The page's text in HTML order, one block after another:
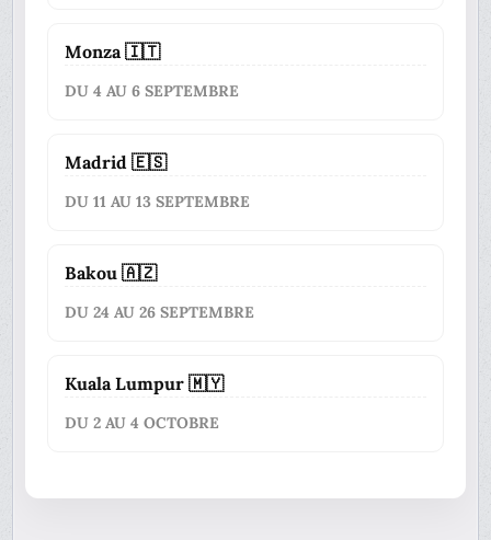
Monza 🇮🇹
DU 4 AU 6 SEPTEMBRE
Madrid 🇪🇸
DU 11 AU 13 SEPTEMBRE
Bakou 🇦🇿
DU 24 AU 26 SEPTEMBRE
Kuala Lumpur 🇲🇾
DU 2 AU 4 OCTOBRE